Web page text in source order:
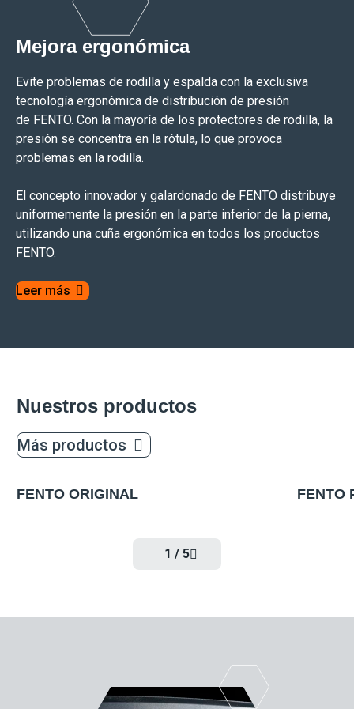
Mejora ergonómica
Evite problemas de rodilla y espalda con la exclusiva
tecnología ergonómica de distribución de presión
de FENTO. Con la mayoría de los protectores de rodilla, la
presión se concentra en la rótula, lo que provoca
problemas en la rodilla.
El concepto innovador y galardonado de FENTO distribuye
uniformemente la presión en la parte inferior de la pierna,
utilizando una cuña ergonómica en todos los productos
FENTO.
Leer más
Nuestros productos
Más productos
FENTO ORIGINAL FENTO
1 / 5